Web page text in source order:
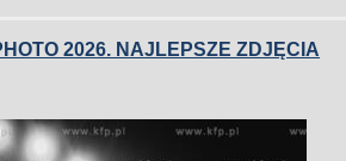
2026. NAJLEPSZE ZDJĘCIA